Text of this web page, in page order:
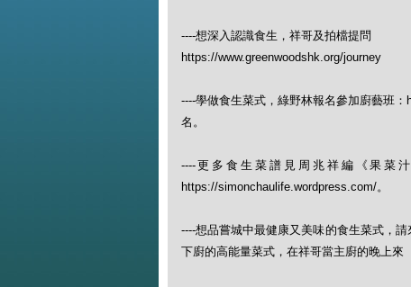
----想深入認識食生，祥哥及拍檔提問
https://www.greenwoodshk.org/journey
----學做食生菜式，綠野林報名參加廚藝班
名。
----更多食生菜譜見周兆祥編《果菜
https://simonchaulife.wordpress.com/。
----想品嘗城中最健康又美味的食生菜式，
下廚的高能量菜式，在祥哥當主廚的晚上來